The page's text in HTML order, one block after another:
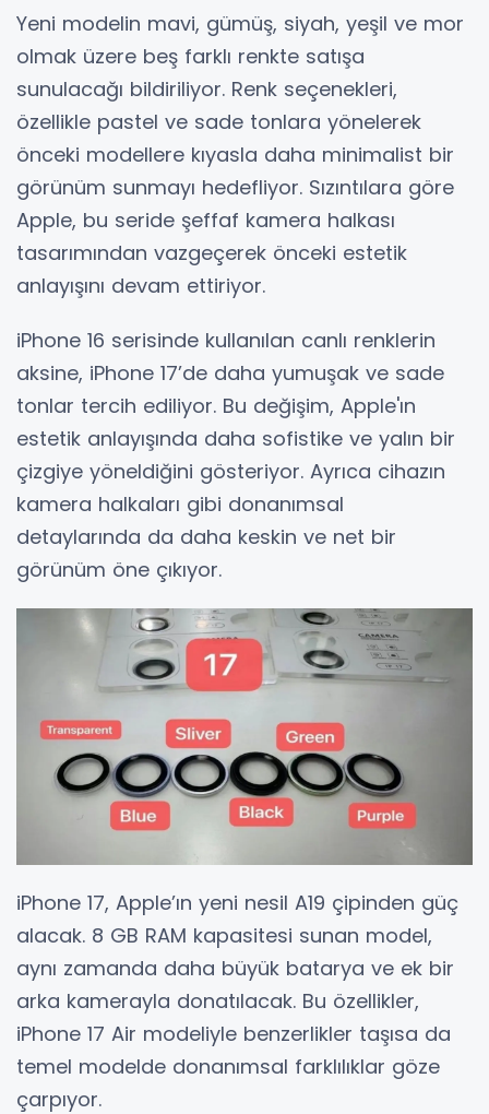
Yeni modelin mavi, gümüş, siyah, yeşil ve mor
olmak üzere beş farklı renkte satışa
sunulacağı bildiriliyor. Renk seçenekleri,
özellikle pastel ve sade tonlara yönelerek
önceki modellere kıyasla daha minimalist bir
görünüm sunmayı hedefliyor. Sızıntılara göre
Apple, bu seride şeffaf kamera halkası
tasarımından vazgeçerek önceki estetik
anlayışını devam ettiriyor.
iPhone 16 serisinde kullanılan canlı renklerin
aksine, iPhone 17’de daha yumuşak ve sade
tonlar tercih ediliyor. Bu değişim, Apple'ın
estetik anlayışında daha sofistike ve yalın bir
çizgiye yöneldiğini gösteriyor. Ayrıca cihazın
kamera halkaları gibi donanımsal
detaylarında da daha keskin ve net bir
görünüm öne çıkıyor.
iPhone 17, Apple’ın yeni nesil A19 çipinden güç
alacak. 8 GB RAM kapasitesi sunan model,
aynı zamanda daha büyük batarya ve ek bir
arka kamerayla donatılacak. Bu özellikler,
iPhone 17 Air modeliyle benzerlikler taşısa da
temel modelde donanımsal farklılıklar göze
çarpıyor.